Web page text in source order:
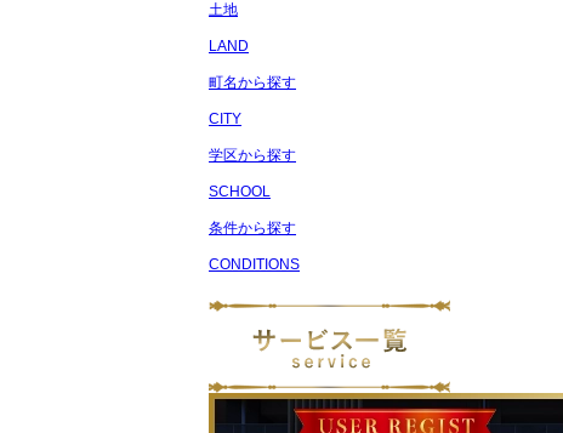
土地
LAND
町名から探す
CITY
学区から探す
SCHOOL
条件から探す
CONDITIONS